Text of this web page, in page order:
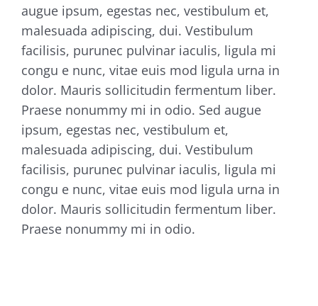
augue ipsum, egestas nec, vestibulum et,
malesuada adipiscing, dui. Vestibulum
facilisis, purunec pulvinar iaculis, ligula mi
congu e nunc, vitae euis mod ligula urna in
dolor. Mauris sollicitudin fermentum liber.
Praese nonummy mi in odio. Sed augue
ipsum, egestas nec, vestibulum et,
malesuada adipiscing, dui. Vestibulum
facilisis, purunec pulvinar iaculis, ligula mi
congu e nunc, vitae euis mod ligula urna in
dolor. Mauris sollicitudin fermentum liber.
Praese nonummy mi in odio.